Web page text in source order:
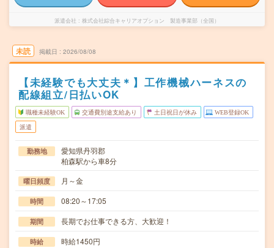
派遣会社 株式会社綜合キャリアオプション 製造事業部（全国）
未読 掲載日 2026/08/08
【未経験でも大丈夫＊】工作機械ハーネスの
配線組立/日払いOK
職種未経験OK 交通費別途支給あり 土日祝日が休み WEB登録OK
派遣
勤務地
愛知県丹羽郡
柏森駅から車8分
曜日頻度 月～金
時間 08:20～17:05
期間 長期でお仕事できる方、大歓迎！
時給 時給1450円